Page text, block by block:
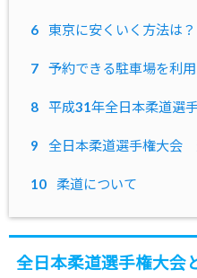
6 東京に安くいく方法は？
7 予約できる駐車場を利用
8 平成31年全日本柔道選
9 全日本柔道選手権大会
10 柔道について
全日本柔道選手権大会